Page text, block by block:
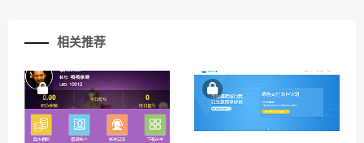
相关推荐